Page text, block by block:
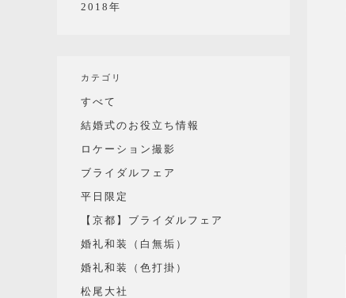
2018年
カテゴリ
すべて
結婚式のお役立ち情報
ロケーション撮影
ブライダルフェア
平日限定
【京都】ブライダルフェア
婚礼和装（白無垢）
婚礼和装（色打掛）
松尾大社